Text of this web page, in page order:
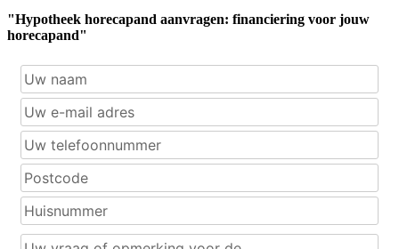
"Hypotheek horecapand aanvragen: financiering voor jouw
horecapand"